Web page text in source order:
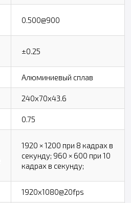
0.500@900
±0.25
Алюминиевый сплав
240x70x43.6
0.75
1920 × 1200 при 8 кадрах в
секунду; 960 × 600 при 10
кадрах в секунду;
1920x1080@20fps